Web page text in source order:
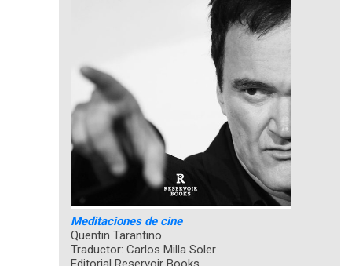
Meditaciones de cine
Quentin Tarantino
Traductor: Carlos Milla Soler